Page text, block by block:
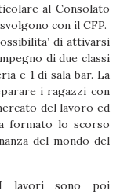
al Consolato
con il CFP.
di attivarsi
di due classi
e 1 di sala bar. La
i ragazzi con
del lavoro ed
formato lo scorso
del mondo del
lavori sono poi